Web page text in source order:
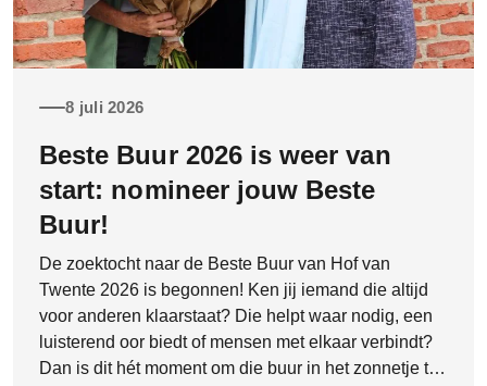
8 juli 2026
Beste Buur 2026 is weer van
start: nomineer jouw Beste
Buur!
De zoektocht naar de Beste Buur van Hof van
Twente 2026 is begonnen! Ken jij iemand die altijd
voor anderen klaarstaat? Die helpt waar nodig, een
luisterend oor biedt of mensen met elkaar verbindt?
Dan is dit hét moment om die buur in het zonnetje te